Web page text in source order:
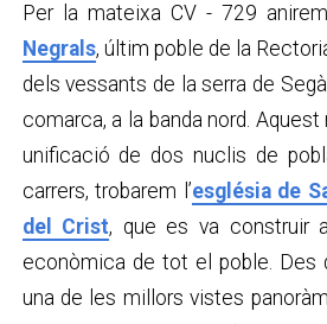
Per la mateixa CV - 729
Negrals, últim poble de la
dels vessants de la serra de
comarca, a la banda nord.
unificació de dos nuclis de
carrers, trobarem l’església de
del Crist, que es va construir
econòmica de tot el poble. Des
una de les millors vistes